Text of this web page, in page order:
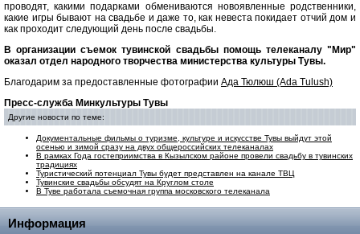
проводят, какими подарками обмениваются новоявленные родственники,
какие игры бывают на свадьбе и даже то, как невеста покидает отчий дом и
как проходит следующий день после свадьбы.
В организации съемок тувинской свадьбы помощь телеканалу "Мир"
оказал отдел народного творчества министерства культуры Тувы.
Благодарим за предоставленные фотографии Ада Тюлюш (Ada Tulush)
Пресс-служба Минкультуры Тувы
Другие новости по теме:
Документальные фильмы о туризме, культуре и искусстве Тувы выйдут этой
осенью и зимой сразу на двух общероссийских телеканалах
В рамках Года гостеприимства в Кызылском районе провели свадьбу в тувинских
традициях
Туристический потенциал Тувы будет представлен на канале ТВЦ
Тувинские свадьбы обсудят на Круглом столе
В Туве работала съемочная группа московского телеканала
Информация